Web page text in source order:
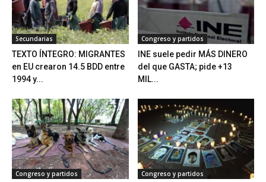
Secundarias
TEXTO ÍNTEGRO: MIGRANTES
en EU crearon 14.5 BDD entre
1994 y...
Congreso y partidos
INE suele pedir MÁS DINERO
del que GASTA; pide +13
MIL...
Congreso y partidos Congreso y partidos